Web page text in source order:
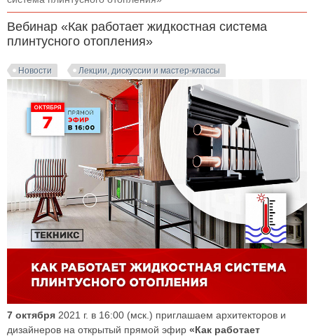
Вебинар «Как работает жидкостная система
плинтусного отопления»
Новости Лекции, дискуссии и мастер-классы
7 октября 2021 г. в 16:00 (мск.) приглашаем архитекторов и
дизайнеров на открытый прямой эфир «Как работает